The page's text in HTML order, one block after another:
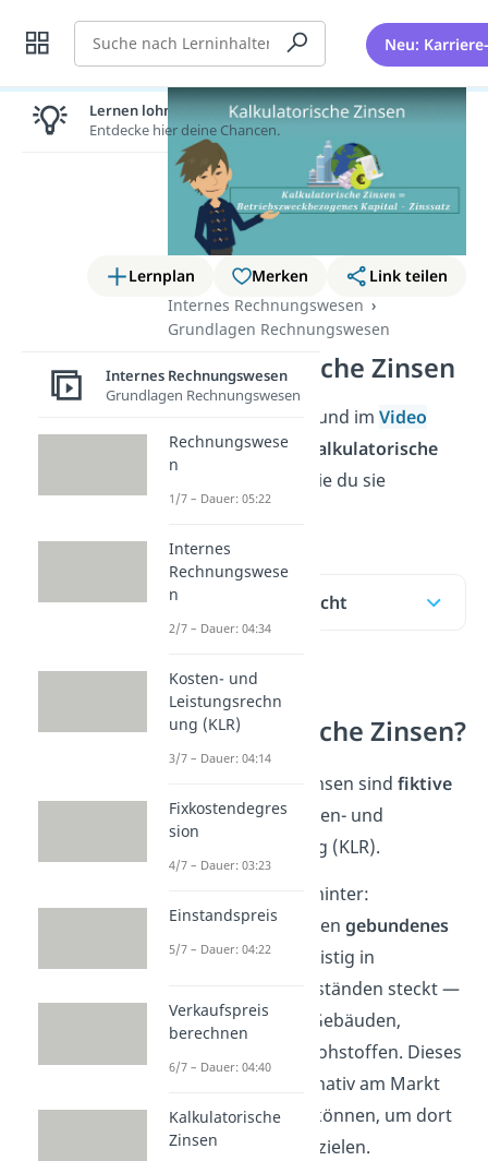
Suche Neu:
Lernplan Merken
Link teilen
Internes Rechnungswesen
Grundlagen Rechnungswesen
Kalkulatorische Zinsen
In diesem Beitrag und im Video
erfährst du, was
kalkulatorische
sind und wie du sie
berechnest!
Inhaltsübersicht
Was sind
kalkulatorische Zinsen?
Kalkulatorische Zinsen sind fiktive
Kostenin der Kosten- und
Leistungsrechnung (KLR).
dahinter:
Unternehmen haben gebundenes
Kapital, das langfristig in
Vermögensgegenständen steckt —
beispielsweise in Gebäuden,
Maschinen oder Rohstoffen. Dieses
Kapital hätte alternativ am Markt
angelegt werden können, um dort
eineRendite
zu erzielen.
Lernen lohnt sich!
Entdecke hier deine Chancen.
Internes Rechnungswesen
Grundlagen Rechnungswesen
Rechnungswese
n
1/7 – Dauer: 05:22
Internes
Rechnungswese
n
2/7 – Dauer: 04:34
Kosten- und
Leistungsrechn
ung (KLR)
3/7 – Dauer: 04:14
Fixkostendegres
sion
4/7 – Dauer: 03:23
Einstandspreis
5/7 – Dauer: 04:22
Verkaufspreis
berechnen
6/7 – Dauer: 04:40
Kalkulatorische
Zinsen